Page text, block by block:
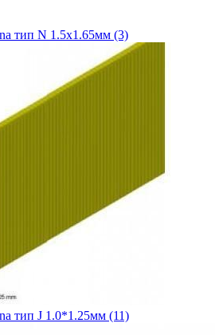
тип N 1.5х1.65мм (3)
тип J 1.0*1.25мм (11)